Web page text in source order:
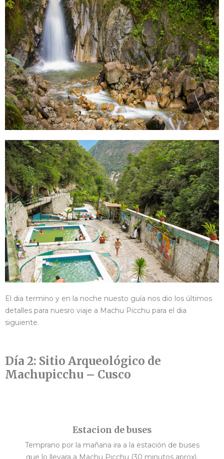
El dia termino y en la noche nuesto guía nos dio los últimos
detalles para nuesro viaje a Machu Picchu para el dia
siguiente.
Día 2: Sitio Arqueológico de
Machupicchu – Cusco
Estacion de buses
Temprano por la mañana ira a la estación de buses
que lo llevara a Machu Picchu (30 minutos aprox).